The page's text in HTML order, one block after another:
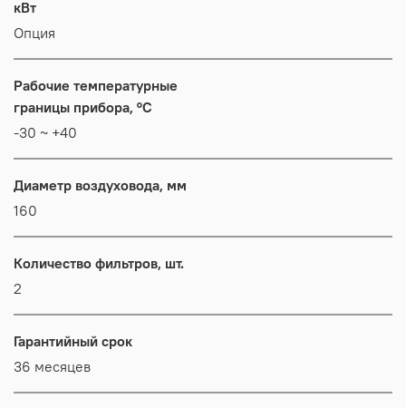
кВт
Опция
Рабочие температурные
границы прибора, °C
-30 ~ +40
Диаметр воздуховода, мм
160
Количество фильтров, шт.
2
Гарантийный срок
36 месяцев